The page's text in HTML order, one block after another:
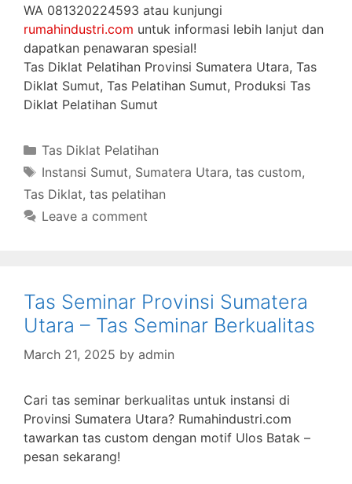
WA 081320224593 atau kunjungi
rumahindustri.com untuk informasi lebih lanjut dan
dapatkan penawaran spesial!
Tas Diklat Pelatihan Provinsi Sumatera Utara, Tas
Diklat Sumut, Tas Pelatihan Sumut, Produksi Tas
Diklat Pelatihan Sumut
Categories
Tas Diklat Pelatihan
Tags
Instansi Sumut, Sumatera Utara, tas custom,
Tas Diklat, tas pelatihan
Leave a comment
Tas Seminar Provinsi Sumatera
Utara – Tas Seminar Berkualitas
March 21, 2025 by admin
Cari tas seminar berkualitas untuk instansi di
Provinsi Sumatera Utara? Rumahindustri.com
tawarkan tas custom dengan motif Ulos Batak –
pesan sekarang!